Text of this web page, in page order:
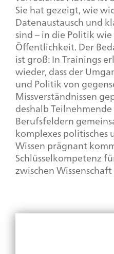
Sie hat gezeigt, wie
Datenaustausch und
sind – in die Politik
Öffentlichkeit. Der
ist groß: In Trainings
wieder, dass der
und Politik von
Missverständnissen
deshalb
Berufsfeldern
komplexes politisches
Wissen prägnant
Schlüsselkompetenz
zwischen